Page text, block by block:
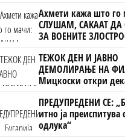
Ахмети кажа што го
СЛУШАМ, САКААТ ДА
ЗА ВОЕНИТЕ
УЧК...
ТЕЖОК ДЕН И ЈАВНО
ДЕМОЛИРАЊЕ НА
Мицкоски откри
човекот појма нема
ништо, освен за кеш
ПРЕДУПРЕДЕНИ СЕ:
итно ја преиспитува
одлука“